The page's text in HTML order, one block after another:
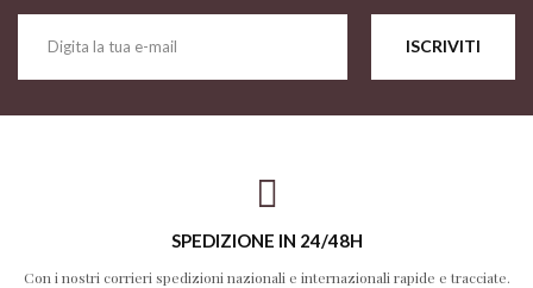
ISCRIVITI
SPEDIZIONE IN 24/48H
Con i nostri corrieri spedizioni nazionali e internazionali rapide e tracciate.